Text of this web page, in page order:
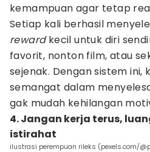
kemampuan agar tetap
Setiap kali berhasil
rewardkecil untuk diri
favorit, nonton film, atau
sejenak. Dengan sistem ini,
semangat dalam
gak mudah kehilangan
4. Jangan kerja terus,
istirahat
ilustrasi perempuan rileks (pexels.com/